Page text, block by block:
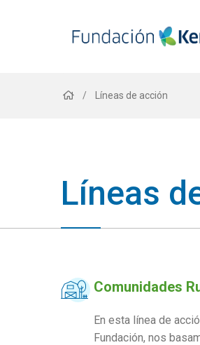
de
ayuda
a
Líneas de acción
Líneas
Comunidades
En esta línea de
Fundación, nos